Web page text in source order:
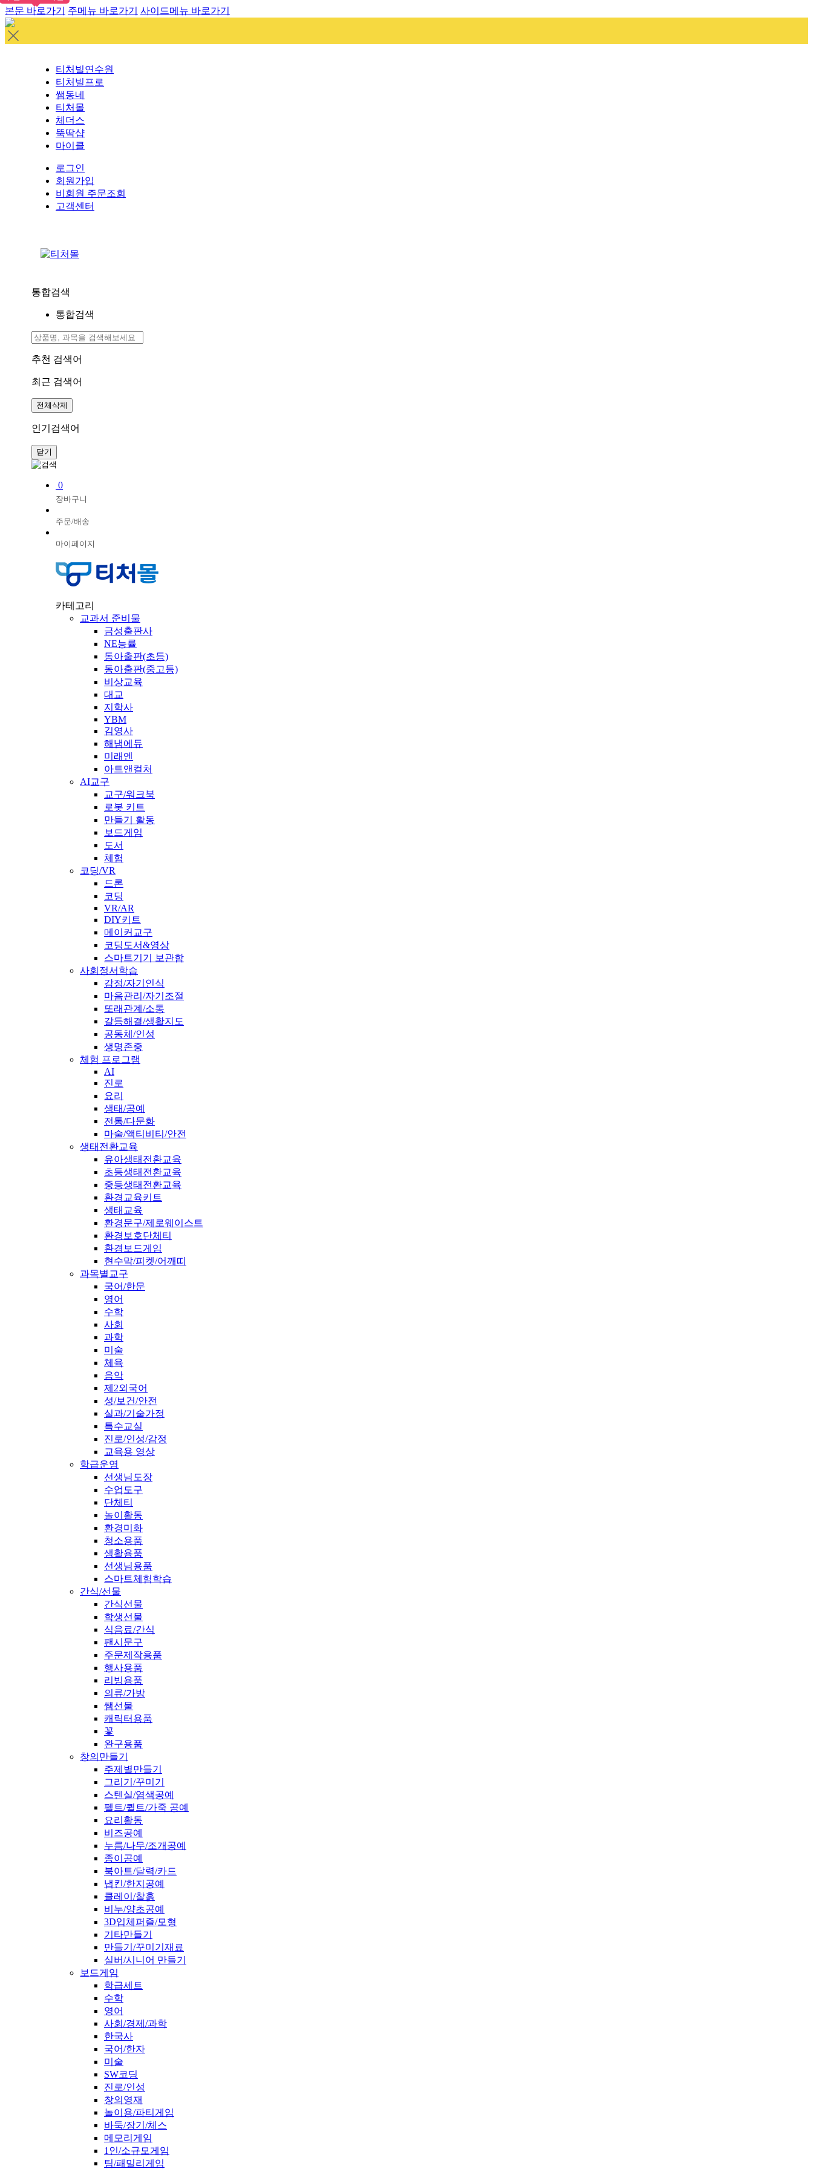
본문 바로가기 주메뉴 바로가기 사이드메뉴 바로가기
티처빌연수원
티처빌프로
쌤동네
티처몰
체더스
뚝딱샵
마이클
로그인
회원가입
비회원 주문조회
고객센터
통합검색
통합검색
추천 검색어
최근 검색어
전체삭제
인기검색어
닫기
0
장바구니
주문/배송
마이페이지
카테고리
교과서 준비물
금성출판사
NE능률
동아출판(초등)
동아출판(중고등)
비상교육
대교
지학사
YBM
김영사
해냄에듀
미래엔
아트앤컬처
AI교구
교구/워크북
로봇 키트
만들기 활동
보드게임
도서
체험
코딩/VR
드론
코딩
VR/AR
DIY키트
메이커교구
코딩도서&영상
스마트기기 보관함
사회정서학습
감정/자기인식
마음관리/자기조절
또래관계/소통
갈등해결/생활지도
공동체/인성
생명존중
체험 프로그램
AI
진로
요리
생태/공예
전통/다문화
마술/액티비티/안전
생태전환교육
유아생태전환교육
초등생태전환교육
중등생태전환교육
환경교육키트
생태교육
환경문구/제로웨이스트
환경보호단체티
환경보드게임
현수막/피켓/어깨띠
과목별교구
국어/한문
영어
수학
사회
과학
미술
체육
음악
제2외국어
성/보건/안전
실과/기술가정
특수교실
진로/인성/감정
교육용 영상
학급운영
선생님도장
수업도구
단체티
놀이활동
환경미화
청소용품
생활용품
선생님용품
스마트체험학습
간식/선물
간식선물
학생선물
식음료/간식
팬시문구
주문제작용품
행사용품
리빙용품
의류/가방
쌤선물
캐릭터용품
꽃
완구용품
창의만들기
주제별만들기
그리기/꾸미기
스텐실/염색공예
펠트/퀼트/가죽 공예
요리활동
비즈공예
누름/나무/조개공예
종이공예
북아트/달력/카드
냅킨/한지공예
클레이/찰흙
비누/양초공예
3D입체퍼즐/모형
기타만들기
만들기/꾸미기재료
실버/시니어 만들기
보드게임
학급세트
수학
영어
사회/경제/과학
한국사
국어/한자
미술
SW코딩
진로/인성
창의영재
놀이용/파티게임
바둑/장기/체스
메모리게임
1인/소규모게임
팀/패밀리게임